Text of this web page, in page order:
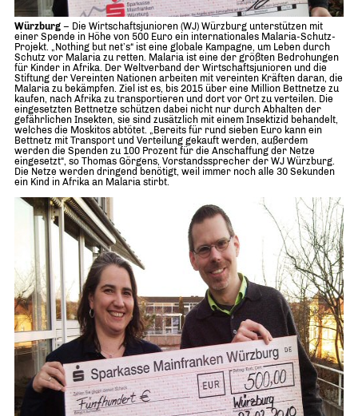
Über uns
Forum „Junge Wirtschaft“ – Mitgliedermagazin
Mitglieder
UNSER NETZWERK
Mitglieder
Senatoren
PROJEKTE
INFORMATIONEN
Ziele
Imagefilm
Merchandising-Klamotten
Würzburg – Die Wirtschaftsjunioren (WJ) Würzburg unterstützen mit
einer Spende in Höhe von 500 Euro ein internationales Malaria-Schutz-
Projekt. „Nothing but net’s“ ist eine globale Kampagne, um Leben durch
Schutz vor Malaria zu retten. Malaria ist eine der größten Bedrohungen
für Kinder in Afrika. Der Weltverband der Wirtschaftsjunioren und die
Stiftung der Vereinten Nationen arbeiten mit vereinten Kräften daran, die
Malaria zu bekämpfen. Ziel ist es, bis 2015 über eine Million Bettnetze zu
kaufen, nach Afrika zu transportieren und dort vor Ort zu verteilen. Die
eingesetzten Bettnetze schützen dabei nicht nur durch Abhalten der
gefährlichen Insekten, sie sind zusätzlich mit einem Insektizid behandelt,
welches die Moskitos abtötet. „Bereits für rund sieben Euro kann ein
Bettnetz mit Transport und Verteilung gekauft werden, außerdem
werden die Spenden zu 100 Prozent für die Anschaffung der Netze
eingesetzt“, so Thomas Görgens, Vorstandssprecher der WJ Würzburg.
Die Netze werden dringend benötigt, weil immer noch alle 30 Sekunden
ein Kind in Afrika an Malaria stirbt.